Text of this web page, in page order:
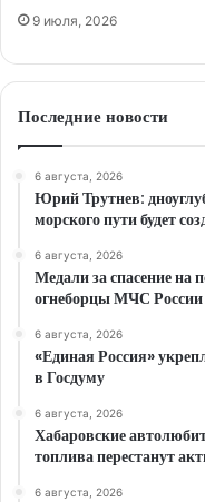
9 июля, 2026
Последние новости
6 августа, 2026
Юрий Трутнев:
морского пути будет
6 августа, 2026
Медали за спасение на
огнеборцы МЧС России
6 августа, 2026
«Единая Россия»
в Госдуму
6 августа, 2026
Хабаровские
топлива перестанут
6 августа, 2026